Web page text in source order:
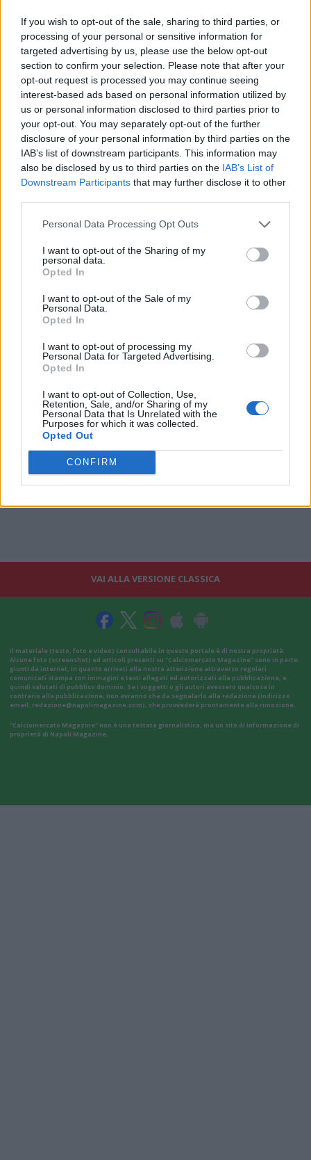
If you wish to opt-out of the sale, sharing to third parties, or
processing of your personal or sensitive information for
targeted advertising by us, please use the below opt-out
section to confirm your selection. Please note that after your
opt-out request is processed you may continue seeing
interest-based ads based on personal information utilized by
us or personal information disclosed to third parties prior to
your opt-out. You may separately opt-out of the further
disclosure of your personal information by third parties on the
IAB’s list of downstream participants. This information may
also be disclosed by us to third parties on the IAB’s List of
Downstream Participants that may further disclose it to other
Personal Data Processing Opt Outs
I want to opt-out of the Sharing of my
personal data.
Opted In
I want to opt-out of the Sale of my
Personal Data.
Opted In
I want to opt-out of processing my
Personal Data for Targeted Advertising.
Opted In
I want to opt-out of Collection, Use,
Retention, Sale, and/or Sharing of my
Personal Data that Is Unrelated with the
Purposes for which it was collected.
Opted Out
CONFIRM
che gli permettono di guadagnarsi la chiamata della Dinamo
Sassari in Serie A. In seguito, nel 2017/18 il passaggio alla VL
Pesaro con cui trova una discreta continuità in due stagioni: in
60 partite giocate chiude con circa 4 punti di media in 18
minuti di impiego. Con la Nazionale Italiana oltre ad aver
vestito la maglia azzurra in tutte le categorie giovanili, spicca
l’oro di Tallin 2013 con la Under20 di Sacripanti mentre nel
2015 viene aggregato alla Nazionale Sperimentale guidata da
Attilio Caja.
per la fiducia riposta in me. Il progetto che mi è stato
iniziare questa nuova stagione perché sento una carica
particolare in me stesso. Abbiamo tutte le carte in regola per
lavorando nella maniera giusta e questo aspetto servirà a
coinvolgere ancor di più un pubblico straordinario come quello
VAI ALLA VERSIONE CLASSICA
Il materiale (testo, foto e video) consultabile in questo portale è di nostra proprietà.
Alcune foto (screenshot) ed articoli presenti su "Calciomercato Magazine" sono in parte
giunti da internet, in quanto arrivati alla nostra attenzione attraverso regolari
comunicati stampa con immagini e testi allegati ed autorizzati alla pubblicazione, e
quindi valutati di pubblico dominio. Se i soggetti o gli autori avessero qualcosa in
contrario alla pubblicazione, non avranno che da segnalarlo alla redazione (indirizzo
email: redazione@napolimagazine.com), che provvederà prontamente alla rimozione.
"Calciomercato Magazine" non è una testata giornalistica, ma un sito di informazione di
proprietà di Napoli Magazine.